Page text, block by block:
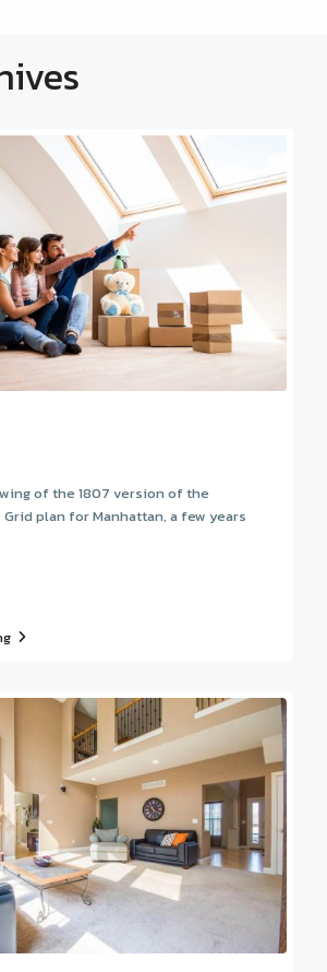
of the 1807 version of the
plan for Manhattan, a few years